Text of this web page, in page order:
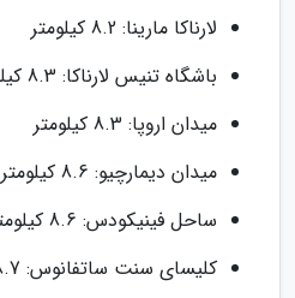
لارناکا مارینا: 8.2 کیلومتر
باشگاه تنیس لارناکا: 8.3 کیلومتر
میدان اروپا: 8.3 کیلومتر
میدان دیمارچیو: 8.6 کیلومتر
ساحل فینیکودس: 8.6 کیلومتر
کلیسای سنت ساتفانوس: 8.7 کیلومتر